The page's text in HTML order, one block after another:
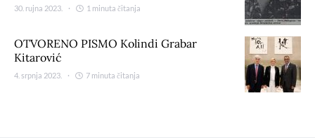
30. rujna 2023. 1 minuta čitanja
OTVORENO PISMO Kolindi Grabar
Kitarović
4. srpnja 2023. 7 minuta čitanja